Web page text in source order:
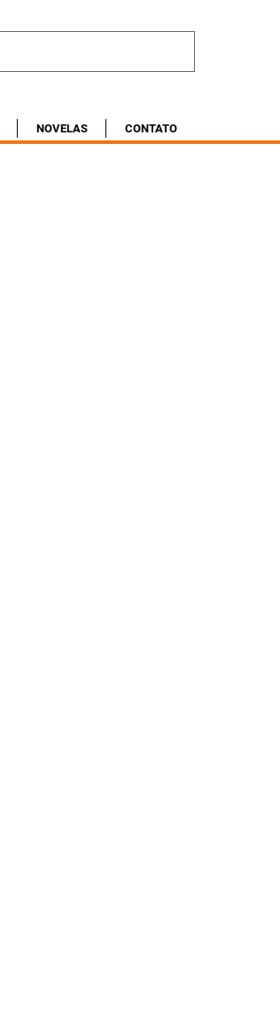
NOVELAS CONTATO